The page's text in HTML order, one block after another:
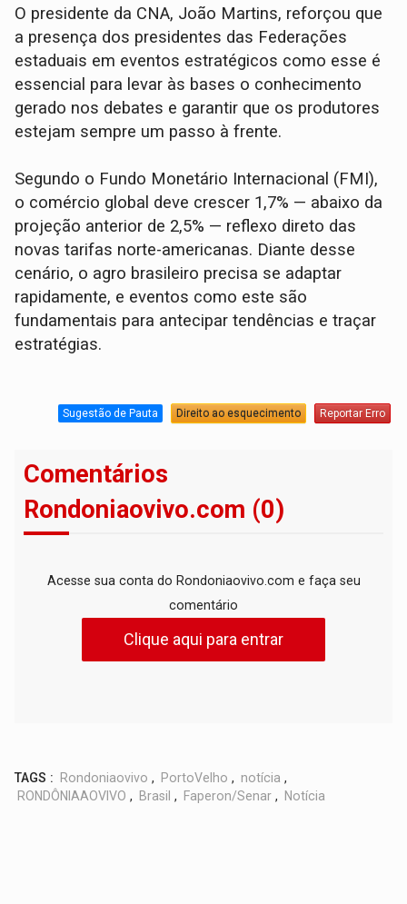
O presidente da CNA, João Martins, reforçou que
a presença dos presidentes das Federações
estaduais em eventos estratégicos como esse é
essencial para levar às bases o conhecimento
gerado nos debates e garantir que os produtores
estejam sempre um passo à frente.
Segundo o Fundo Monetário Internacional (FMI),
o comércio global deve crescer 1,7% — abaixo da
projeção anterior de 2,5% — reflexo direto das
novas tarifas norte-americanas. Diante desse
cenário, o agro brasileiro precisa se adaptar
rapidamente, e eventos como este são
fundamentais para antecipar tendências e traçar
estratégias.
Sugestão de Pauta Direito ao esquecimento Reportar Erro
Comentários
Rondoniaovivo.com (0)
Acesse sua conta do Rondoniaovivo.com e faça seu
comentário
Clique aqui para entrar
TAGS : Rondoniaovivo , PortoVelho , notícia ,
RONDÔNIAAOVIVO , Brasil , Faperon/Senar , Notícia